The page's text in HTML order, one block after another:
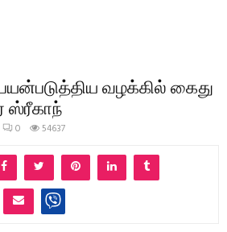
வழக்கில் கைது
ஸ்ரீகாந்
0 54637